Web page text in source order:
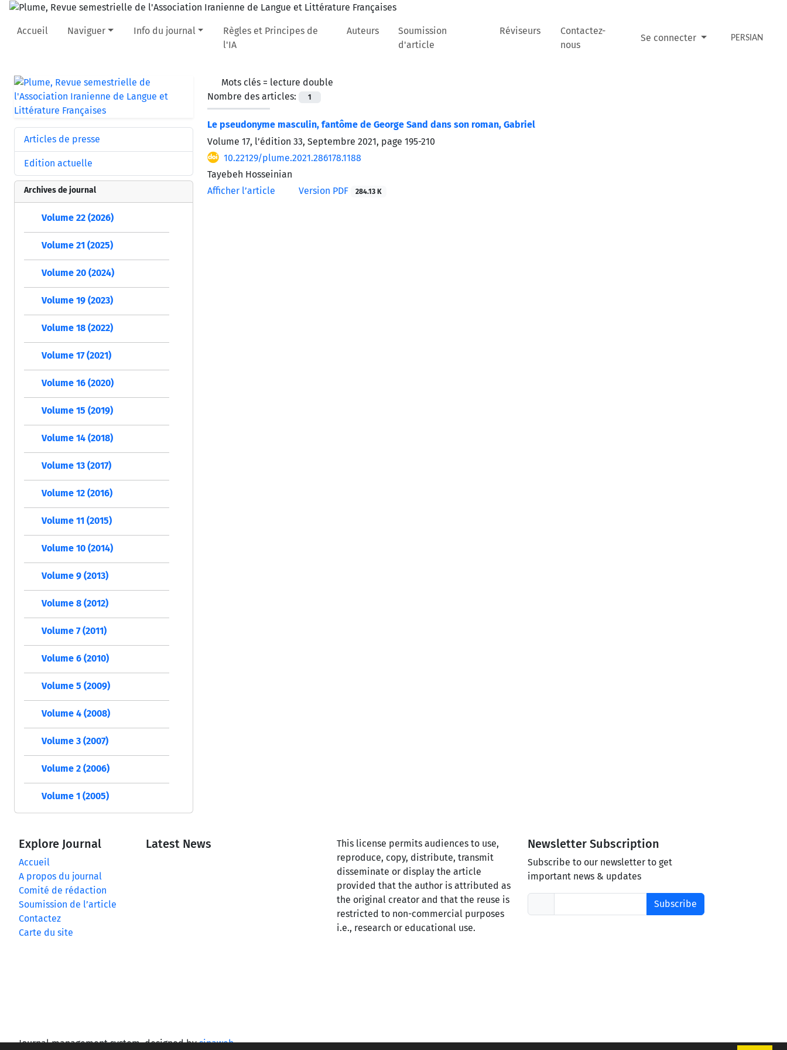
Accueil Naviguer Info du journal
Règles et Principes de
l'IA
Auteurs
Soumission
d'article
Réviseurs
Contactez-
nous
Se connecter PERSIAN
Mots clés = lecture double
Nombre des articles:
1
Le pseudonyme masculin, fantôme de George Sand dans son roman, Gabriel
Volume 17, l’édition 33, Septembre 2021, page 195-210
10.22129/plume.2021.286178.1188
Tayebeh Hosseinian
Afficher l’article
Version PDF 284.13 K
Articles de presse
Edition actuelle
Archives de journal
Volume 22 (2026)
Volume 21 (2025)
Volume 20 (2024)
Volume 19 (2023)
Volume 18 (2022)
Volume 17 (2021)
Volume 16 (2020)
Volume 15 (2019)
Volume 14 (2018)
Volume 13 (2017)
Volume 12 (2016)
Volume 11 (2015)
Volume 10 (2014)
Volume 9 (2013)
Volume 8 (2012)
Volume 7 (2011)
Volume 6 (2010)
Volume 5 (2009)
Volume 4 (2008)
Volume 3 (2007)
Volume 2 (2006)
Volume 1 (2005)
Explore Journal
Accueil
A propos du journal
Comité de rédaction
Soumission de l’article
Contactez
Carte du site
Latest News
This license permits audiences to use,
reproduce, copy, distribute, transmit
disseminate or display the article
provided that the author is attributed as
the original creator and that the reuse is
restricted to non-commercial purposes
i.e., research or educational use.
Newsletter Subscription
Subscribe to our newsletter to get
important news & updates
Subscribe
Journal management system.designed bysinaweb